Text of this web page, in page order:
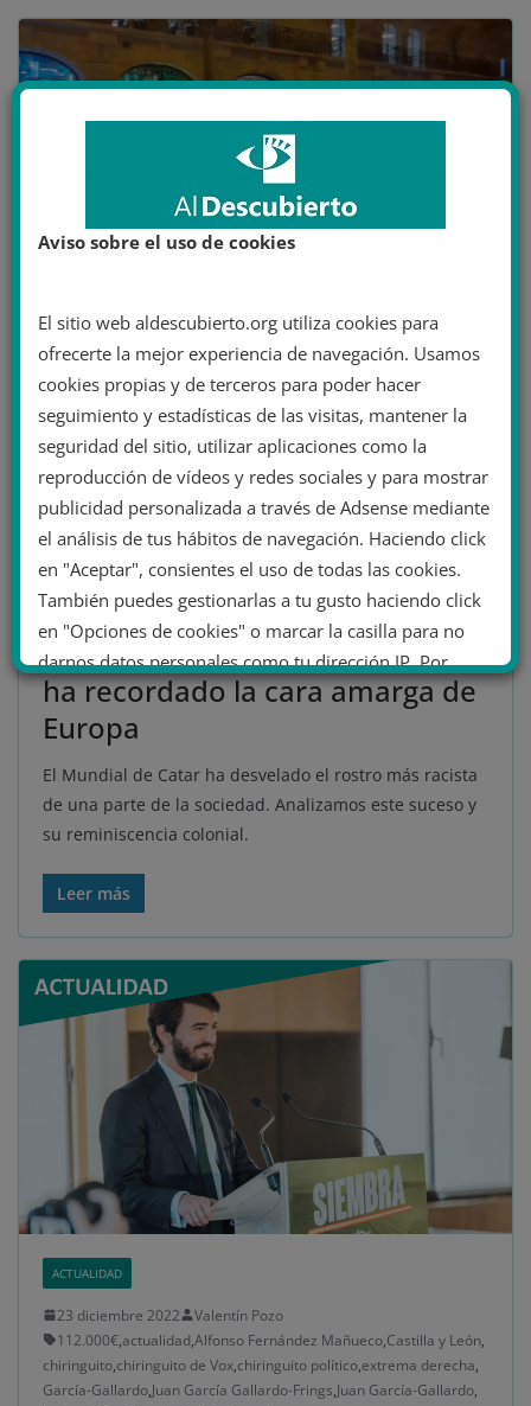
celebrando el evento. Autor: captura de pantalla hecha el 21/12/2022
a las 21:00. Fuente: Twitter (@TaoualitAmar).
ÁFRICA EUROPA
23 diciembre 2022
Tatiana Fernández
actualidad
colonialismo españa europa extrema derecha
Marruecos
racismo,ultraderecha,xenofobia
18 minutos de lectura
Marroquíes, racismo y
colonialismo: cómo el mundial
ha recordado la cara amarga de
Europa
El Mundial de Catar ha desvelado el rostro más racista
de una parte de la sociedad. Analizamos este suceso y
su reminiscencia colonial.
Leer más
ACTUALIDAD
23 diciembre 2022
Valentín Pozo
112.000€,actualidad,Alfonso Fernández Mañueco,Castilla y León,
chiringuito,chiringuito de Vox,chiringuito político,extrema derecha,
García-Gallardo,Juan García Gallardo-Frings,Juan García-Gallardo,
Aviso sobre el uso de cookies
El sitio web aldescubierto.org utiliza cookies para
ofrecerte la mejor experiencia de navegación. Usamos
cookies propias y de terceros para poder hacer
seguimiento y estadísticas de las visitas, mantener la
seguridad del sitio, utilizar aplicaciones como la
reproducción de vídeos y redes sociales y para mostrar
publicidad personalizada a través de Adsense mediante
el análisis de tus hábitos de navegación. Haciendo click
en "Aceptar", consientes el uso de todas las cookies.
También puedes gestionarlas a tu gusto haciendo click
en "Opciones de cookies" o marcar la casilla para no
darnos datos personales como tu dirección IP. Por
último, puedes leer nuestra Política de cookies.
No dar mi información personal
Opciones de cookies
Rechazar cookies